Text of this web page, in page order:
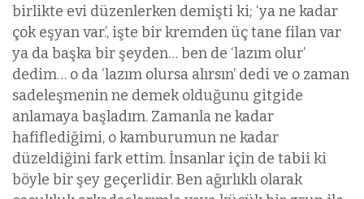
birlikte evi düzenlerken demişti ki; ‘ya ne kadar
çok eşyan var.’, işte bir kremden üç tane filan var
ya da başka bir şeyden… ben de ‘lazım olur’
dedim… o da ‘lazım olursa alırsın’ dedi ve o zaman
sadeleşmenin ne demek olduğunu gitgide
anlamaya başladım. Zamanla ne kadar
hafiflediğimi, o kamburumun ne kadar
düzeldiğini fark ettim. İnsanlar için de tabii ki
böyle bir şey geçerlidir. Ben ağırlıklı olarak